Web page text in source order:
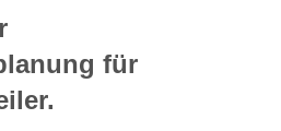
für